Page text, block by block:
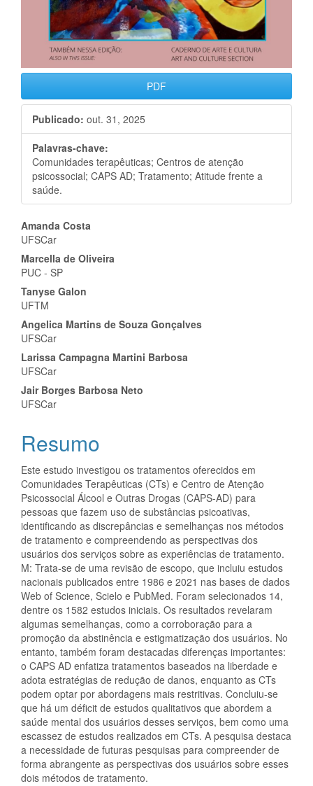
PDF
Publicado: out. 31, 2025
Palavras-chave:
Comunidades terapêuticas; Centros de atenção
psicossocial; CAPS AD; Tratamento; Atitude frente a
saúde.
Conteúdo
do
artigo
principal
Amanda Costa
UFSCar
Marcella de Oliveira
PUC - SP
Tanyse Galon
UFTM
Angelica Martins de Souza Gonçalves
UFSCar
Larissa Campagna Martini Barbosa
UFSCar
Jair Borges Barbosa Neto
UFSCar
Resumo
Este estudo investigou os tratamentos oferecidos em
Comunidades Terapêuticas (CTs) e Centro de Atenção
Psicossocial Álcool e Outras Drogas (CAPS-AD) para
pessoas que fazem uso de substâncias psicoativas,
identificando as discrepâncias e semelhanças nos métodos
de tratamento e compreendendo as perspectivas dos
usuários dos serviços sobre as experiências de tratamento.
M: Trata-se de uma revisão de escopo, que incluiu estudos
nacionais publicados entre 1986 e 2021 nas bases de dados
Web of Science, Scielo e PubMed. Foram selecionados 14,
dentre os 1582 estudos iniciais. Os resultados revelaram
algumas semelhanças, como a corroboração para a
promoção da abstinência e estigmatização dos usuários. No
entanto, também foram destacadas diferenças importantes:
o CAPS AD enfatiza tratamentos baseados na liberdade e
adota estratégias de redução de danos, enquanto as CTs
podem optar por abordagens mais restritivas. Concluiu-se
que há um déficit de estudos qualitativos que abordem a
saúde mental dos usuários desses serviços, bem como uma
escassez de estudos realizados em CTs. A pesquisa destaca
a necessidade de futuras pesquisas para compreender de
forma abrangente as perspectivas dos usuários sobre esses
dois métodos de tratamento.